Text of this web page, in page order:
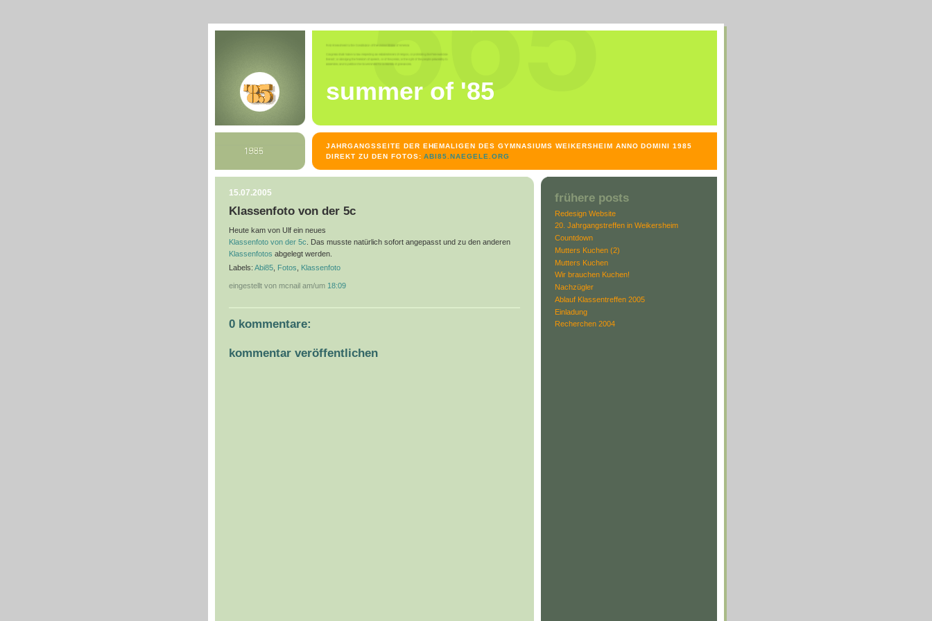
summer of '85
JAHRGANGSSEITE DER EHEMALIGEN DES GYMNASIUMS WEIKERSHEIM ANNO DOMINI 1985
DIREKT ZU DEN FOTOS:ABI85.NAEGELE.ORG
15.07.2005
Klassenfoto von der 5c
Heute kam von Ulf ein neues
Klassenfoto von der 5c. Das musste natürlich sofort angepasst und zu den anderen
Klassenfotos abgelegt werden.
Labels: Abi85 Fotos Klassenfoto
eingestellt von mcnail am/um 18:09
0 kommentare:
kommentar veröffentlichen
frühere posts
Redesign Website
20. Jahrgangstreffen in Weikersheim
Countdown
Mutters Kuchen (2)
Mutters Kuchen
Wir brauchen Kuchen!
Nachzügler
Ablauf Klassentreffen 2005
Einladung
Recherchen 2004